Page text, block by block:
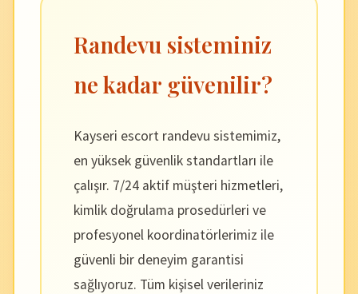
Randevu sisteminiz
ne kadar güvenilir?
Kayseri escort randevu sistemimiz,
en yüksek güvenlik standartları ile
çalışır. 7/24 aktif müşteri hizmetleri,
kimlik doğrulama prosedürleri ve
profesyonel koordinatörlerimiz ile
güvenli bir deneyim garantisi
sağlıyoruz. Tüm kişisel verileriniz